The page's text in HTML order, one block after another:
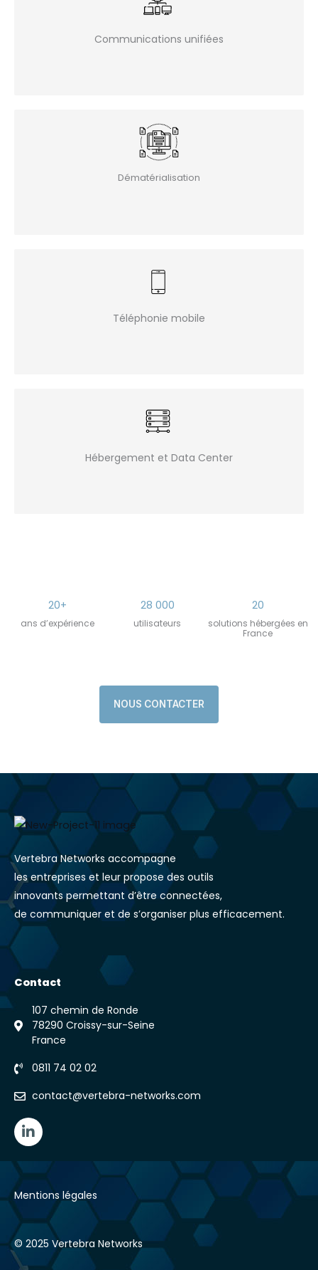
Communications unifiées
Dématérialisation
Téléphonie mobile
Hébergement et Data Center
20+
ans d’expérience
28 000
utilisateurs
20
solutions hébergées en
France
NOUS CONTACTER
Vertebra Networks accompagne
les entreprises et leur propose des outils
innovants permettant d’être connectées,
de communiquer et de s’organiser plus efficacement.
Contact
107 chemin de Ronde
78290 Croissy-sur-Seine
France
0811 74 02 02
contact@vertebra-networks.com
L
i
n
k
d
n
-
i
Mentions légales
© 2025 Vertebra Networks